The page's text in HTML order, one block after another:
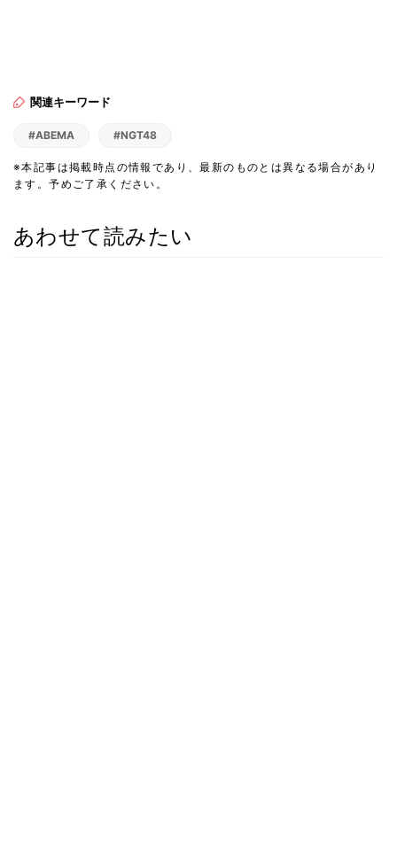
関連キーワード
#ABEMA #NGT48
※本記事は掲載時点の情報であり、最新のものとは異なる場合があり
ます。予めご了承ください。
あわせて読みたい